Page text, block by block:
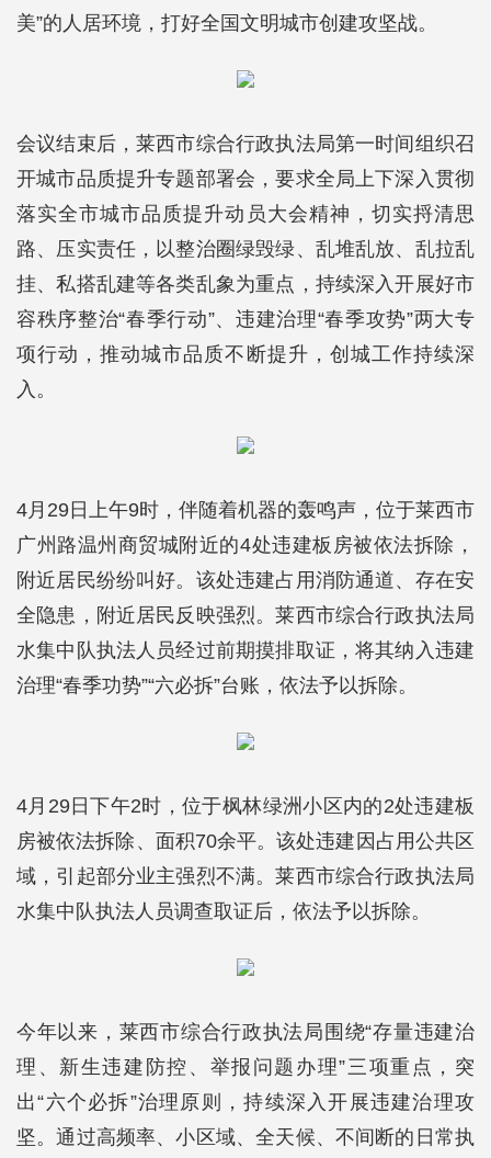
美”的人居环境，打好全国文明城市创建攻坚战。
会议结束后，莱西市综合行政执法局第一时间组织召
开城市品质提升专题部署会，要求全局上下深入贯彻
落实全市城市品质提升动员大会精神，切实捋清思
路、压实责任，以整治圈绿毁绿、乱堆乱放、乱拉乱
挂、私搭乱建等各类乱象为重点，持续深入开展好市
容秩序整治“春季行动”、违建治理“春季攻势”两大专
项行动，推动城市品质不断提升，创城工作持续深
入。
4月29日上午9时，伴随着机器的轰鸣声，位于莱西市
广州路温州商贸城附近的4处违建板房被依法拆除，
附近居民纷纷叫好。该处违建占用消防通道、存在安
全隐患，附近居民反映强烈。莱西市综合行政执法局
水集中队执法人员经过前期摸排取证，将其纳入违建
治理“春季功势”“六必拆”台账，依法予以拆除。
4月29日下午2时，位于枫林绿洲小区内的2处违建板
房被依法拆除、面积70余平。该处违建因占用公共区
域，引起部分业主强烈不满。莱西市综合行政执法局
水集中队执法人员调查取证后，依法予以拆除。
今年以来，莱西市综合行政执法局围绕“存量违建治
理、新生违建防控、举报问题办理”三项重点，突
出“六个必拆”治理原则，持续深入开展违建治理攻
坚。通过高频率、小区域、全天候、不间断的日常执